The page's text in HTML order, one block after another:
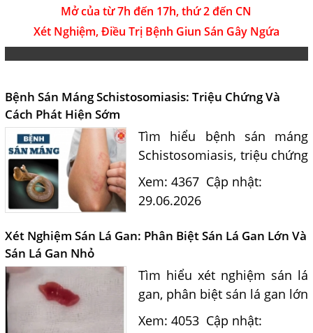
Mở của từ 7h đến 17h, thứ 2 đến CN
Xét Nghiệm, Điều Trị Bệnh Giun Sán Gây Ngứa
Bệnh Sán Máng Schistosomiasis: Triệu Chứng Và
Cách Phát Hiện Sớm
Tìm hiểu bệnh sán máng
Schistosomiasis, triệu chứng
thường gặp, con đường lây
nhiễm, vùng nguy cơ tại Việt
nghiệm tại Phòng khám Ký
Xem: 4367 Cập nhật:
29.06.2026
Xét Nghiệm Sán Lá Gan: Phân Biệt Sán Lá Gan Lớn Và
Sán Lá Gan Nhỏ
Tìm hiểu xét nghiệm sán lá
gan, phân biệt sán lá gan lớn
và sán lá gan nhỏ, con
Xem: 4053 Cập nhật: